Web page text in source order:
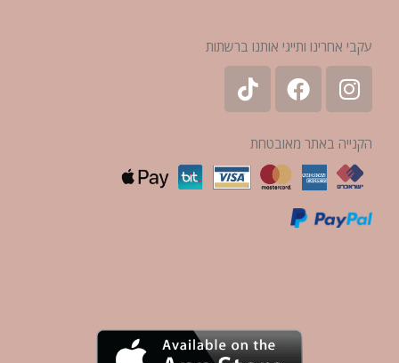
עקבי אחרינו ותייגי אותנו ברשתות
הקנייה באתר מאובטחת